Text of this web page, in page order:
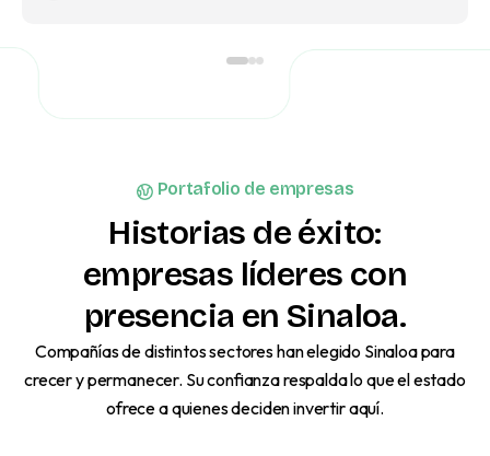
Portafolio de empresas
Historias deéxito:
empresas líderes con
presencia en Sinaloa.
Compañías de distintos sectores han elegido Sinaloa para
crecer y permanecer. Su confianza respalda lo que el estado
ofrece a quienes deciden invertir aquí.